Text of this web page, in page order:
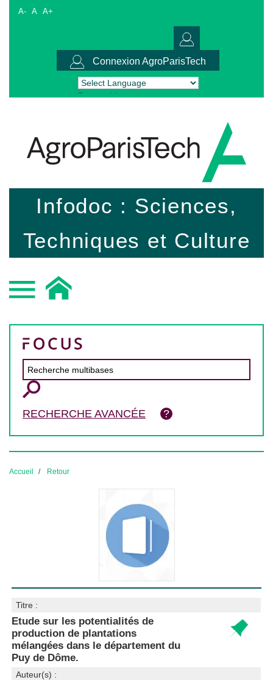
A- A A+
Connexion AgroParisTech
Powered by Translate
Infodoc : Sciences,
Techniques et Culture
RECHERCHE AVANCÉE
Accueil Retour
Titre :
Etude sur les potentialités de
production de plantations
mélangées dans le département du
Puy de Dôme.
Auteur(s) :